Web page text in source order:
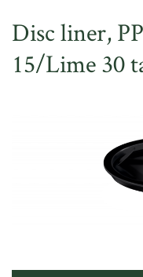
Disc liner,
15/Lime 30